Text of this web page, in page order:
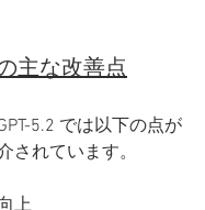
主な改善点
5.2 では以下の点が
されています。
上